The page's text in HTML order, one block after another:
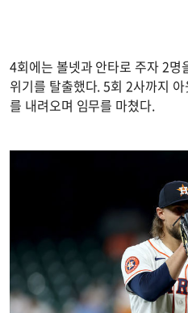
4회에는 볼넷과 안타로 주자 2
위기를 탈출했다. 5회 2사까지
를 내려오며 임무를 마쳤다.